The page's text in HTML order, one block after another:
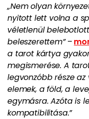
„Nem olyan
nyitott lett volna a
véletlenül
beleszerettem”–
a tarot kártya
megismerése. A
legvonzóbb része
elemek, a föld, a
egymásra. Azóta is
kompatibilitása.”